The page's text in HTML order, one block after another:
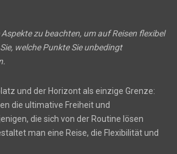
zu beachten, um auf Reisen flexibel
welche Punkte Sie unbedingt
und der Horizont als einzige Grenze:
die ultimative Freiheit und
die sich von der Routine lösen
man eine Reise, die Flexibilität und